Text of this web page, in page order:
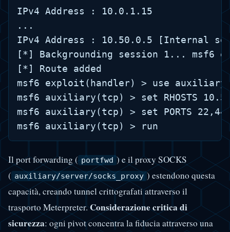
IPv4 Address : 10.0.1.15
...
IPv4 Address : 10.50.0.5 [Internal
[*] Backgrounding session 1... msf6
[*] Route added
msf6 exploit(handler) > use
msf6 auxiliary(tcp) > set RHOSTS
msf6 auxiliary(tcp) > set PORTS
Il port forwarding ( portfwd ) e il proxy SOCKS
( auxiliary/server/socks_proxy ) estendono questa
capacità, creando tunnel crittografati attraverso il
trasporto Meterpreter.Considerazione critica di
sicurezza: ogni pivot concentra la fiducia attraverso una